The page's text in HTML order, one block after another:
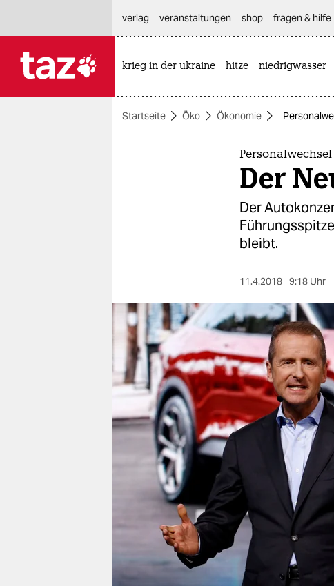
themen
berlin
nord
wahrheit
verlag
verlag
veranstaltungen
fragen & hilfe
unterstützen
abo
verlag
veranstaltungen shop fragen & hilfe
krieg in der ukraine hitze niedrigwasser
Startseite Öko Ökonomie
Der
Der
bleibt.
11.4.2018 9:18 Uhr